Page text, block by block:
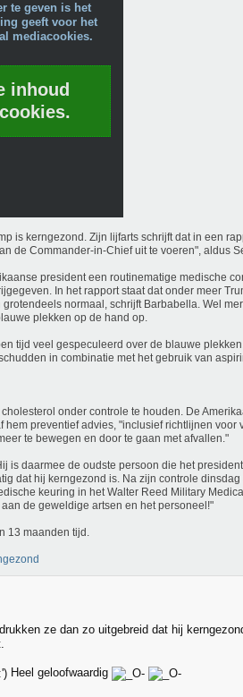
te geven is het
geeft voor het
mediacookies.
inhoud
is kerngezond. Zijn lijfarts schrijft dat in een
de Commander-in-Chief uit te voeren", aldus
president een routinematige medische
In het rapport staat dat onder meer
normaal, schrijft Barbabella. Wel
plekken op de hand op.
tijd veel gespeculeerd over de blauwe
in combinatie met het gebruik van
onder controle te houden. De
hem preventief advies, "inclusief richtlijnen voor
te bewegen en door te gaan met afvallen."
is daarmee de oudste persoon die het
dat hij kerngezond is. Na zijn controle dinsdag
keuring in het Walter Reed Military
de geweldige artsen en het personeel!"
13 maanden tijd.
ze dan zo uitgebreid dat hij
Heel geloofwaardig